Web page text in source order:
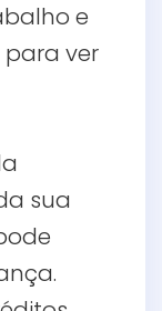
e
ver
sua